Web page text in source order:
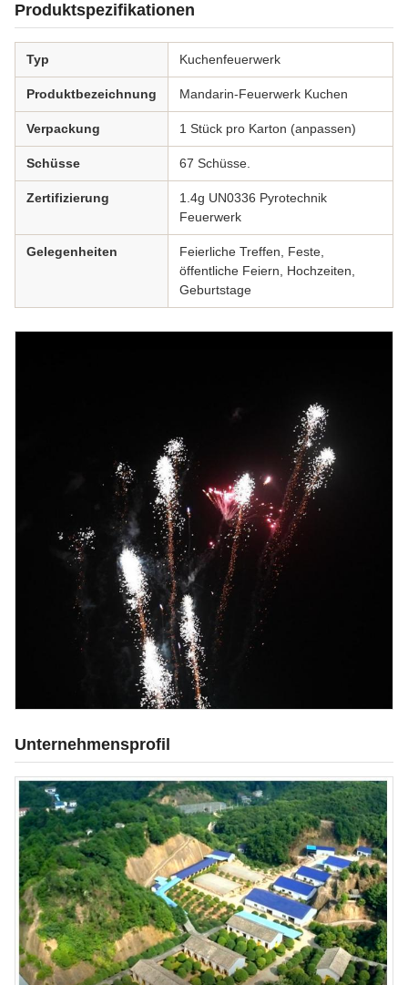
Produktspezifikationen
Typ Kuchenfeuerwerk
Produktbezeichnung Mandarin-Feuerwerk Kuchen
Verpackung 1 Stück pro Karton (anpassen)
Schüsse 67 Schüsse.
Zertifizierung
1.4g UN0336 Pyrotechnik
Feuerwerk
Gelegenheiten
Feierliche Treffen, Feste,
öffentliche Feiern, Hochzeiten,
Geburtstage
Unternehmensprofil